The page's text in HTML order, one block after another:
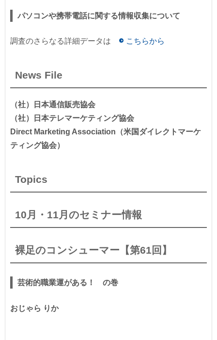
パソコンや携帯電話に関する情報収集について
調査のさらなる詳細データは こちらから
News File
（社）日本通信販売協会
（社）日本テレマーケティング協会
Direct Marketing Association（米国ダイレクトマーケ
ティング協会）
Topics
10月・11月のセミナー情報
裸足のコンシューマー【第61回】
芸術的職業運がある！ の巻
おじゃら りか